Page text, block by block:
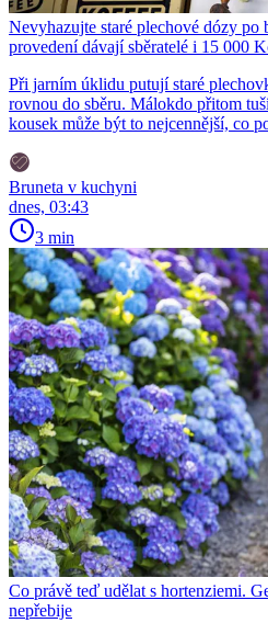
Nevyhazujte staré plechové dózy po
provedení dávají sběratelé i 15 000
Při jarním úklidu putují staré
rovnou do sběru. Málokdo přitom
kousek může být to nejcennější, co
Bruneta v kuchyni
dnes, 03:43
3 min
Co právě teď udělat s hortenziemi.
nepřebije